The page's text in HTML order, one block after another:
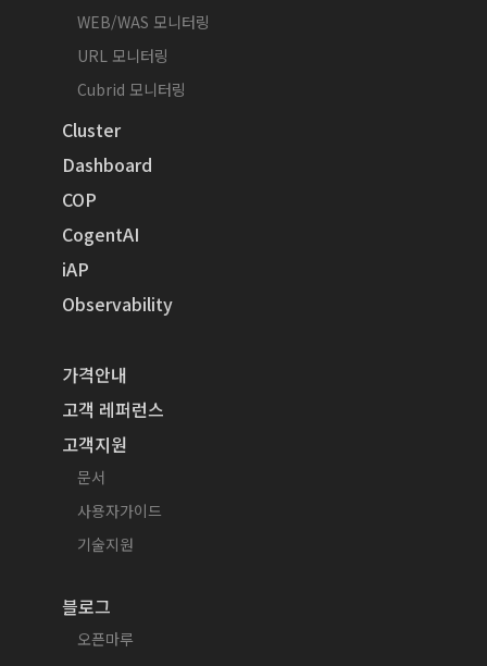
WEB/WAS 모니터링
URL 모니터링
Cubrid 모니터링
Cluster
Dashboard
COP
CogentAI
iAP
Observability
가격안내
고객 레퍼런스
고객지원
문서
사용자가이드
기술지원
블로그
오픈마루